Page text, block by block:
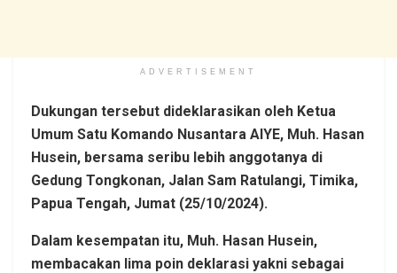
ADVERTISEMENT
Dukungan tersebut dideklarasikan oleh Ketua
Umum Satu Komando Nusantara AIYE, Muh. Hasan
Husein, bersama seribu lebih anggotanya di
Gedung Tongkonan, Jalan Sam Ratulangi, Timika,
Papua Tengah, Jumat (25/10/2024).
Dalam kesempatan itu, Muh. Hasan Husein,
membacakan lima poin deklarasi yakni sebagai